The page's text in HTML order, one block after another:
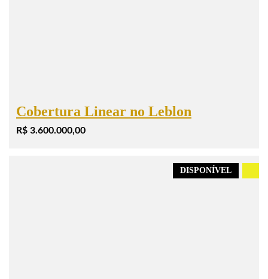
Cobertura Linear no Leblon
R$ 3.600.000,00
DISPONÍVEL